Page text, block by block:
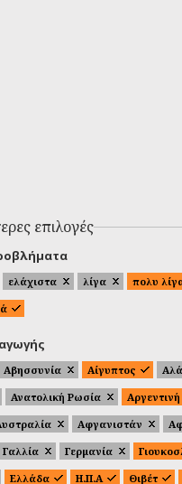
επιλογές
ελάχιστα λίγα πολυ
Αβησσυνία Αίγυπτος
Ανατολική Ρωσία Αργεντινή
Αφγανιστάν
Γαλλία Γερμανία
Ελλάδα Η.Π.Α Θιβέτ